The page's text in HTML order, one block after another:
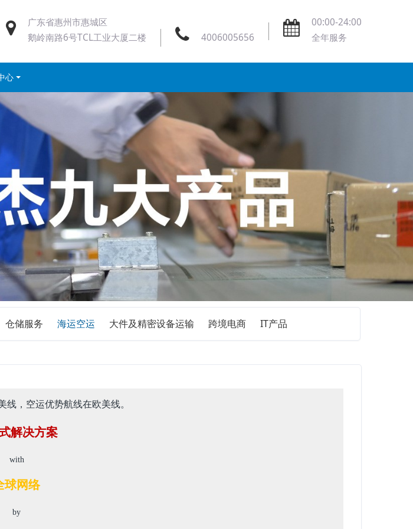
广东省惠州市惠城区
鹅岭南路6号TCL工业大厦二楼
4006005656
00:00-24:00
全年服务
心
仓储服务 海运空运 大件及精密设备运输 跨境电商 IT产品
，空运优势航线在欧美线。
解决方案
with
球网络
by